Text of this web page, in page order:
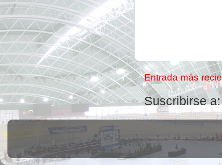
Entrada más
Suscribirse